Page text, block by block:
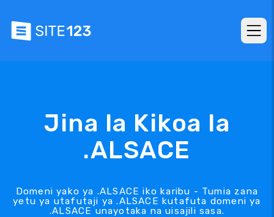
Jina la Kikoa la
.ALSACE
Domeni yako ya .ALSACE iko karibu - Tumia zana
yetu ya utafutaji ya .ALSACE kutafuta domeni ya
.ALSACE unayotaka na uisajili sasa.